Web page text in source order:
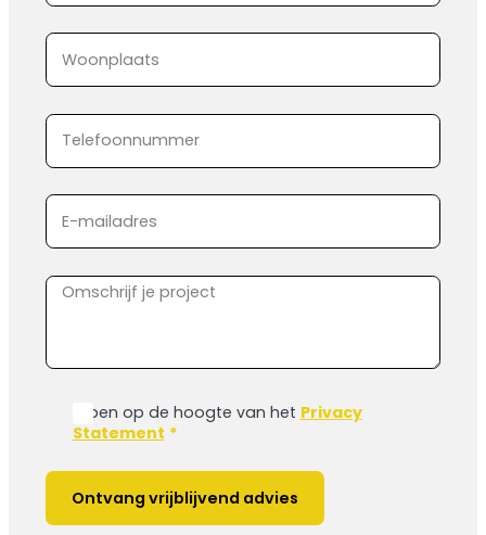
Ik ben op de hoogte van het Privacy
Statement *
Ontvang vrijblijvend advies